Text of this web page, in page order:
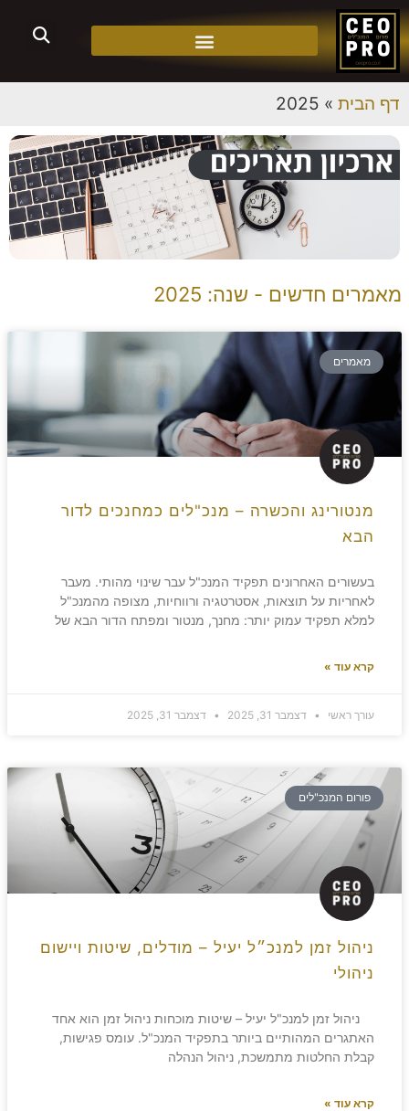
דף הבית »
מאמרים חדשים - שנה: 2025
מאמרים
מנטורינג והכשרה – מנכ"לים כמחנכים לדור
הבא
בעשורים האחרונים תפקיד המנכ"ל עבר שינוי מהותי. מעבר
לאחריות על תוצאות, אסטרטגיה ורווחיות, מצופה מהמנכ"ל
למלא תפקיד עמוק יותר: מחנך, מנטור ומפתח הדור הבא של
קרא עוד »
עורך ראשי דצמבר 31, 2025 דצמבר 31, 2025
פורום המנכ"לים
ניהול זמן למנכ״ל יעיל – מודלים, שיטות ויישום
ניהולי
ניהול זמן למנכ"ל יעיל – שיטות מוכחות ניהול זמן הוא אחד
האתגרים המהותיים ביותר בתפקיד המנכ"ל. עומס פגישות,
קבלת החלטות מתמשכת, ניהול הנהלה
קרא עוד »